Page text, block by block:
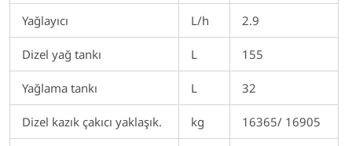
Yağlayıcı L/h 2.9
Dizel yağ tankı L 155
Yağlama tankı L 32
Dizel kazık çakıcı yaklaşık. kg 16365/ 16905